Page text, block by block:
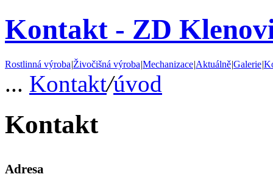
Kontakt - ZD
Rostlinná výroba|Živočišná výroba|Mechanizace|Aktuálně|Galerie|
... Kontakt/úvod
Kontakt
Adresa